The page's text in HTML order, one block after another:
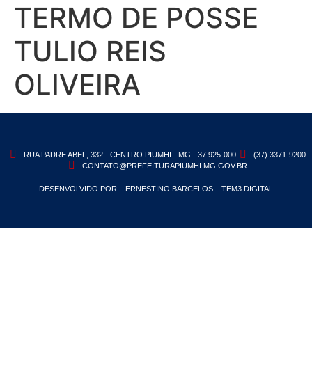
TERMO DE POSSE
TULIO REIS
OLIVEIRA
RUA PADRE ABEL, 332 - CENTRO PIUMHI - MG - 37.925-000
(37) 3371-9200
CONTATO@PREFEITURAPIUMHI.MG.GOV.BR
DESENVOLVIDO POR – ERNESTINO BARCELOS – TEM3.DIGITAL